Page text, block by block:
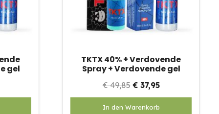
gel
TKTX 40% + Verdovende
Spray + Verdovende gel
€49,85 Oorspronkelijke
prijs
was:
€37,95Huidige
prijs
is:
In den Warenkorb